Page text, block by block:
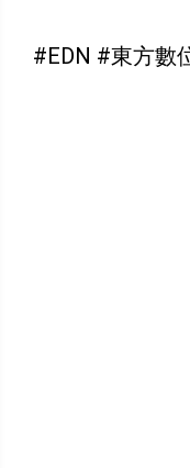
#EDN #東方